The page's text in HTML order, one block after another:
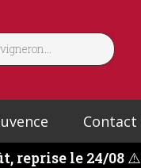
Contact
reprise le 24/08⚠️